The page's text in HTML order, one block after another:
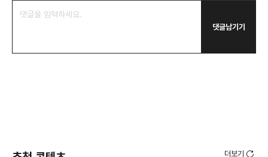
댓글남기기
더보기